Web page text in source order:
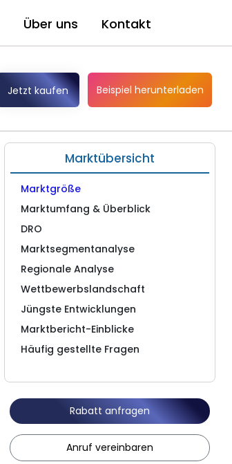
Über uns Kontakt
Jetzt kaufen Beispiel herunterladen
Marktübersicht
Marktgröße
Marktumfang & Überblick
DRO
Marktsegmentanalyse
Regionale Analyse
Wettbewerbslandschaft
Jüngste Entwicklungen
Marktbericht-Einblicke
Häufig gestellte Fragen
Rabatt anfragen
Anruf vereinbaren